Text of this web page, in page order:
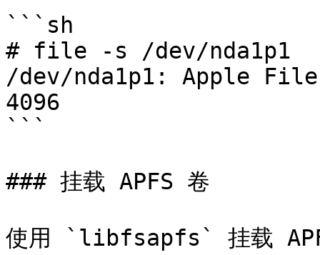
```sh
# file -s /dev/nda1p1
/dev/nda1p1: Apple
4096
```
### 挂载 APFS 卷
使用 `libfsapfs` 挂载